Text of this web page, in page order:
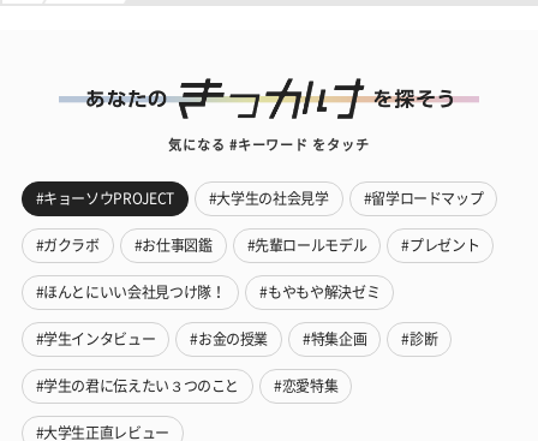
気になる #キーワード をタッチ
#キョーソウPROJECT #大学生の社会見学 #留学ロードマップ
#ガクラボ #お仕事図鑑 #先輩ロールモデル #プレゼント
#ほんとにいい会社見つけ隊！ #もやもや解決ゼミ
#学生インタビュー #お金の授業 #特集企画 #診断
#学生の君に伝えたい３つのこと #恋愛特集
#大学生正直レビュー